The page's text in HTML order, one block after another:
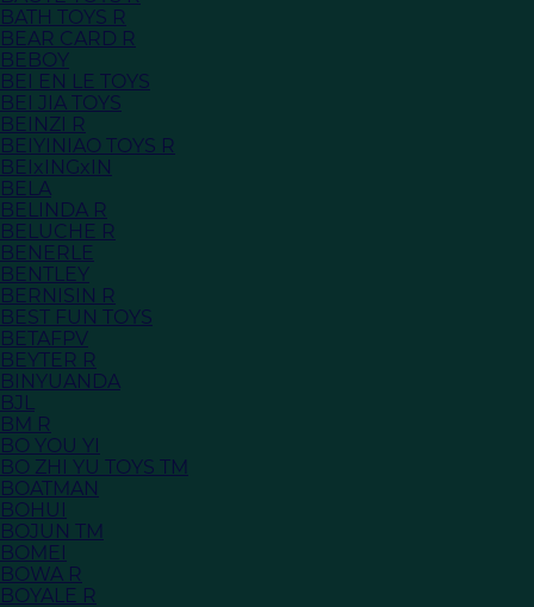
BATH TOYS R
BEAR CARD R
BEBOY
BEI EN LE TOYS
BEI JIA TOYS
BEINZI R
BEIYINIAO TOYS R
BEIxINGxIN
BELA
BELINDA R
BELUCHE R
BENERLE
BENTLEY
BERNISIN R
BEST FUN TOYS
BETAFPV
BEYTER R
BINYUANDA
BJL
BM R
BO YOU YI
BO ZHI YU TOYS TM
BOATMAN
BOHUI
BOJUN TM
BOMEI
BOWA R
BOYALE R